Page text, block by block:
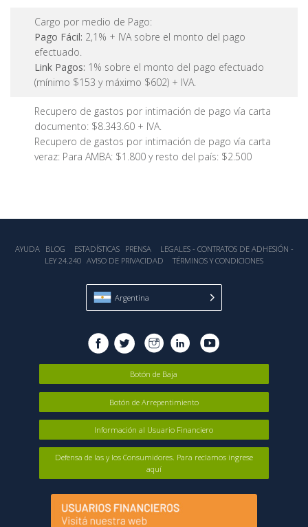
Cargo por medio de Pago:
Pago Fácil: 2,1% + IVA sobre el monto del pago
efectuado.
Link Pagos: 1% sobre el monto del pago efectuado
(mínimo $153 y máximo $602) + IVA.
Recupero de gastos por intimación de pago vía carta
documento: $8.343.60 + IVA.
Recupero de gastos por intimación de pago vía carta
veraz: Para AMBA: $1.800 y resto del país: $2.500
AYUDA BLOG ESTADÍSTICA‎S PRENSA
LEGALES - CONTRATOS DE ADHESIÓN -
LEY 24.240 AVISO DE PRIVACIDAD TÉRMINOS Y CONDICIONES
Argentina
Botón de Baja
Botón de Arrepentimiento
Información al Usuario Financiero
Defensa de las y los Consumidores. Para reclamos ingrese
aquí